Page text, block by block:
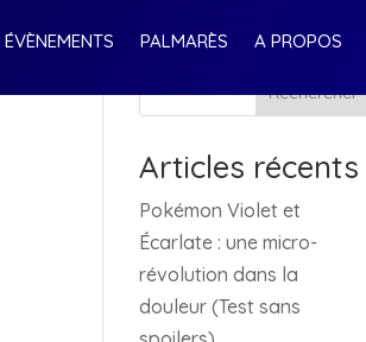
ÉVÈNEMENTS PALMARÈS A PROPOS
Rechercher
Articles récents
Pokémon Violet et
Écarlate : une micro-
révolution dans la
douleur (Test sans